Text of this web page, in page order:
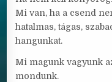
Mi van, ha a csend
hatalmas, tágas,
hangunkat.
Mi magunk vagyunk
mondunk.